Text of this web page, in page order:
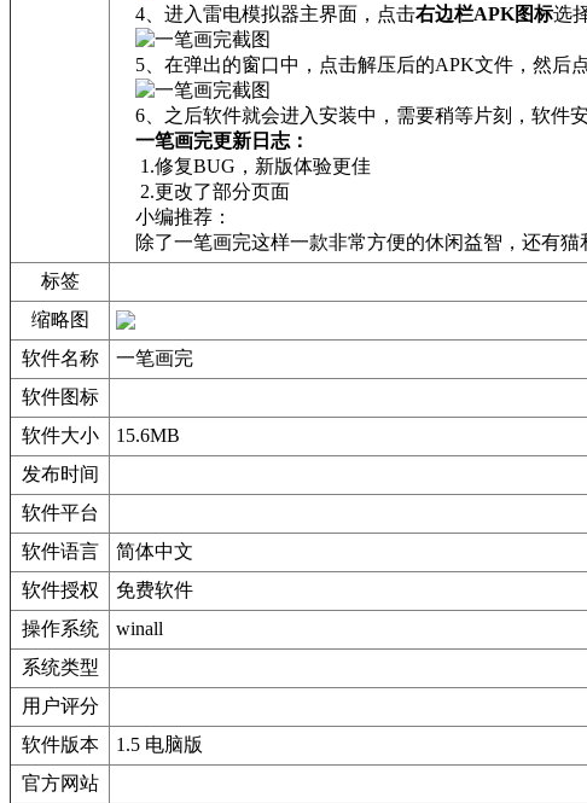
4、进入雷电模拟器主界面，点击右边栏APK图标选
5、在弹出的窗口中，点击解压后的APK文件，然后点
6、之后软件就会进入安装中，需要稍等片刻，软件
一笔画完更新日志：
1.修复BUG，新版体验更佳
2.更改了部分页面
小编推荐：
除了一笔画完这样一款非常方便的休闲益智，还有猫
标签
缩略图
软件名称
一笔画完
软件图标
软件大小
15.6MB
发布时间
软件平台
软件语言
简体中文
软件授权
免费软件
操作系统
winall
系统类型
用户评分
软件版本
1.5 电脑版
官方网站